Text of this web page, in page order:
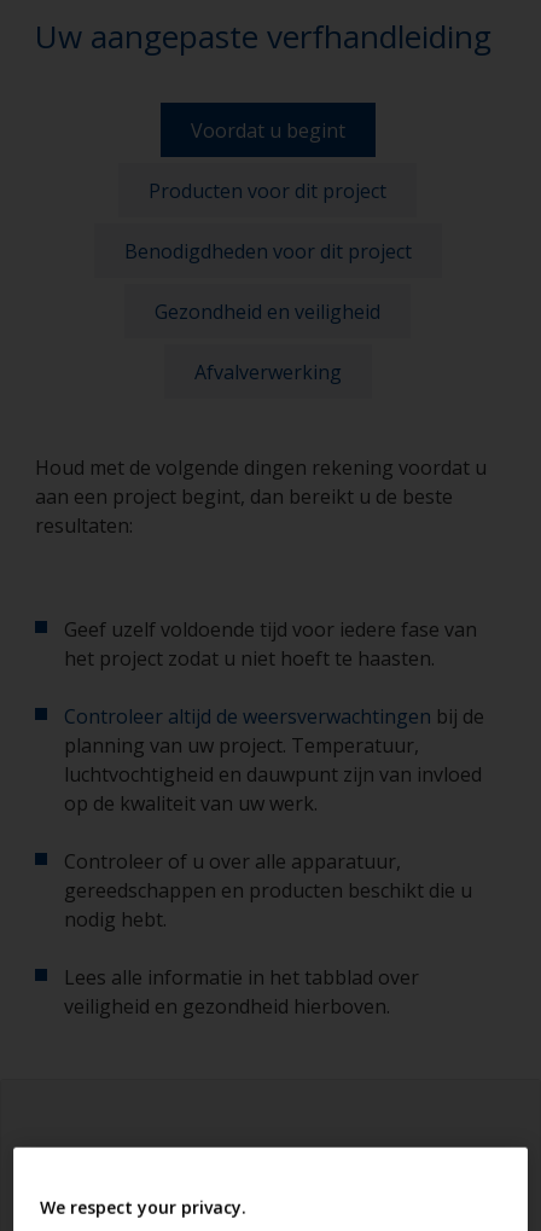
Uw aangepaste verfhandleiding
Voordat u begint
Producten voor dit project
Benodigdheden voor dit project
Gezondheid en veiligheid
Afvalverwerking
Houd met de volgende dingen rekening voordat u
aan een project begint, dan bereikt u de beste
resultaten:
Geef uzelf voldoende tijd voor iedere fase van
het project zodat u niet hoeft te haasten.
Controleer altijd de weersverwachtingen bij de
planning van uw project. Temperatuur,
luchtvochtigheid en dauwpunt zijn van invloed
op de kwaliteit van uw werk.
Controleer of u over alle apparatuur,
gereedschappen en producten beschikt die u
nodig hebt.
Lees alle informatie in het tabblad over
veiligheid en gezondheid hierboven.
We respect your privacy.